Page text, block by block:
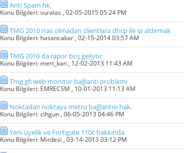
Anti Spam hk.
Konu Bilgileri:vuralas , 02-05-2015 05:24 PM
TMG 2010 rras olmadan clientlara dhcp ile ip aldırmak
Konu Bilgileri: hasancakar , 02-15-2014 03:57 AM
TMG 2010 da rapor boş geliyor
Konu Bilgileri: mert_kan , 12-02-2013 11:43 AM
Tmg gfı web monıtor bağlantı problemi
Konu Bilgileri: EMRECSM , 10-01-2013 11:13 AM
Noktadan noktaya metro bağlantısı hak.
Konu Bilgileri:cihgun , 06-05-2013 04:46 PM
Yeni üyelik ve Fortigate 110c hakkında
Konu Bilgileri: Mirdesi , 03-14-2013 03:12 PM